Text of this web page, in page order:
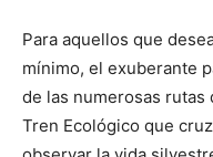
Para aquellos que
mínimo, el exuberante
de las numerosas
Tren Ecológico que